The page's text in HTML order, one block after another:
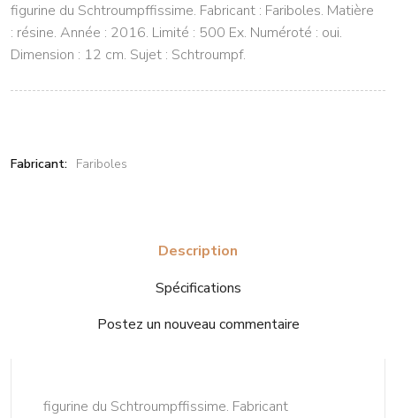
figurine du Schtroumpffissime. Fabricant : Fariboles. Matière
: résine. Année : 2016. Limité : 500 Ex. Numéroté : oui.
Dimension : 12 cm. Sujet : Schtroumpf.
Fabricant: Fariboles
Description
Spécifications
Postez un nouveau commentaire
figurine du Schtroumpffissime. Fabricant